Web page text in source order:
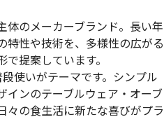
体のメーカーブランド。長い年
特性や技術を、多様性の広がる
提案しています。
使いがテーマです。シンプル
インのテーブルウェア・オーブ
々の食生活に新たな喜びがプラ